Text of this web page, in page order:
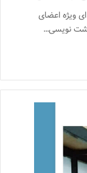
ویژه اعضای
نویسی…